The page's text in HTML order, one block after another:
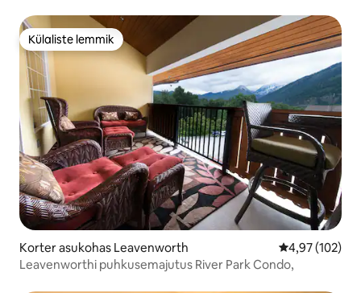
Külaliste lemmik
Külaliste lemmik
Korter asukohas Leavenworth Keskmine
4,97 (102)
Leavenworthi puhkusemajutus River Park Condo,